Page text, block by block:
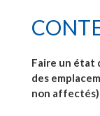
Faire un état
des
non affectés)